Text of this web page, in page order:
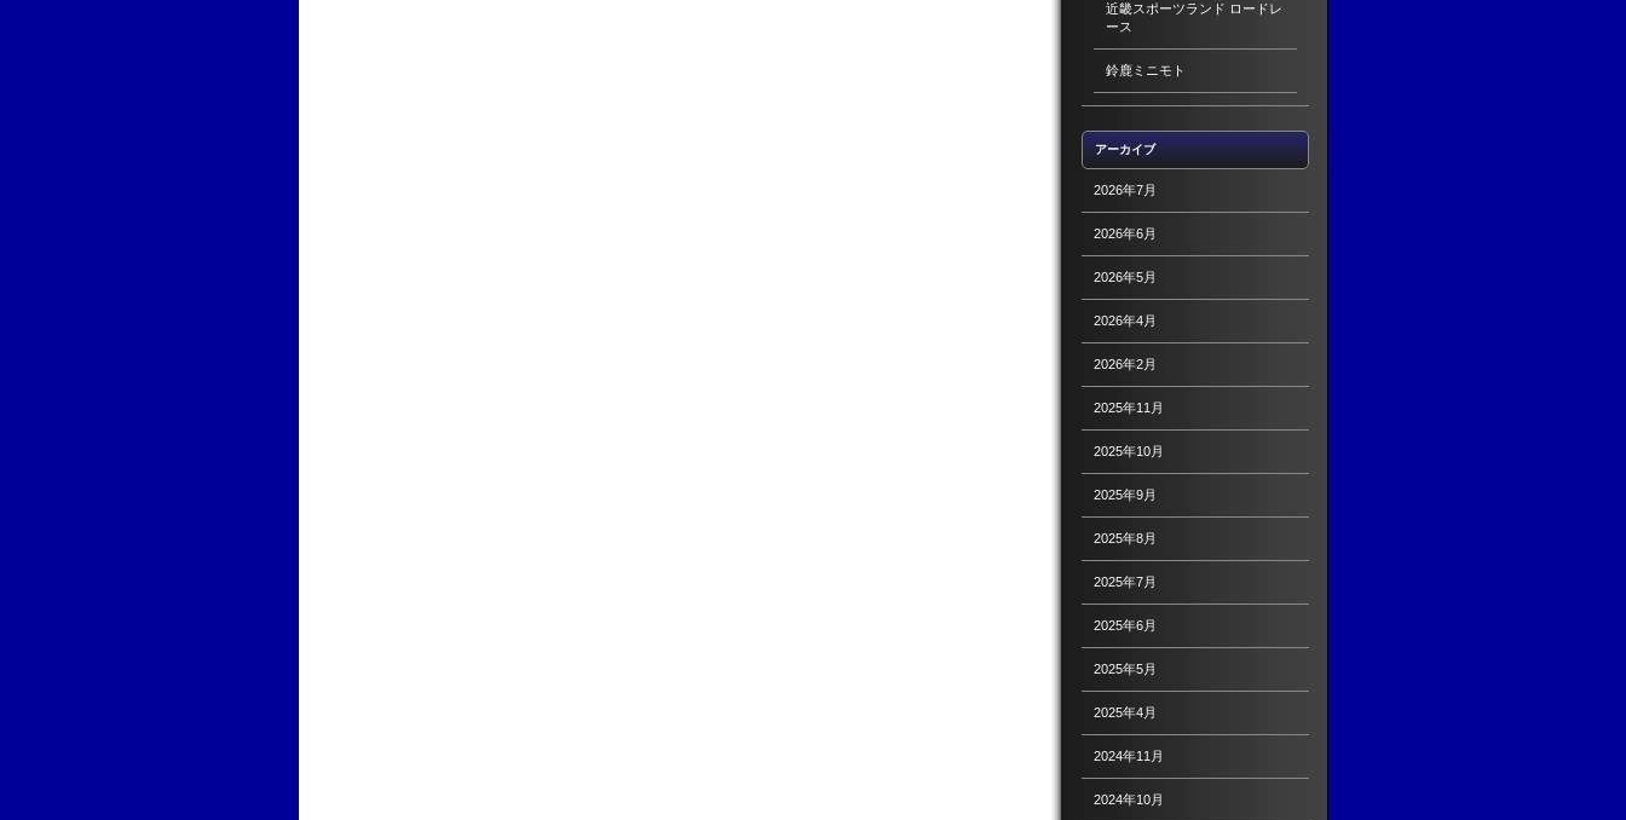
近畿スポーツランド ロードレ
ース
鈴鹿ミニモト
アーカイブ
2026年7月
2026年6月
2026年5月
2026年4月
2026年2月
2025年11月
2025年10月
2025年9月
2025年8月
2025年7月
2025年6月
2025年5月
2025年4月
2024年11月
2024年10月